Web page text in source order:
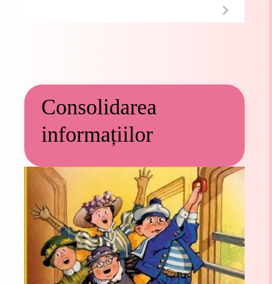
Consolidarea
informațiilor